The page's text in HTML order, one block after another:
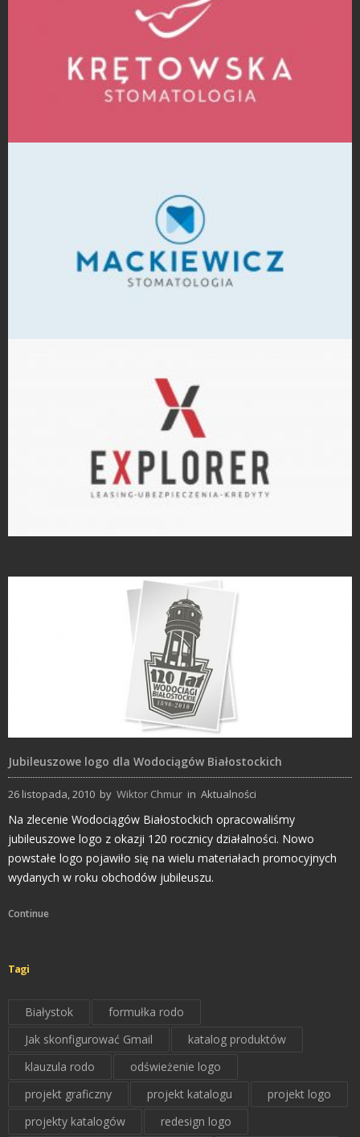
Jubileuszowe logo dla Wodociągów Białostockich
26 listopada, 2010 by Wiktor Chmur in Aktualności
Na zlecenie Wodociągów Białostockich opracowaliśmy
jubileuszowe logo z okazji 120 rocznicy działalności. Nowo
powstałe logo pojawiło się na wielu materiałach promocyjnych
wydanych w roku obchodów jubileuszu.
Continue
Tagi
Białystok
formułka rodo
Jak skonfigurować Gmail
katalog produktów
klauzula rodo
odświeżenie logo
projekt graficzny
projekt katalogu
projekt logo
projekty katalogów
redesign logo